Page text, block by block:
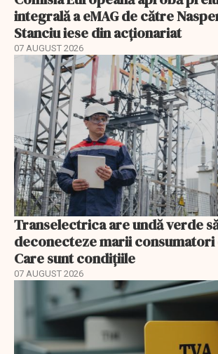
integrală a eMAG de către
Stanciu iese din acționariat
07 AUGUST 2026
Transelectrica are undă verde
deconecteze marii
Care sunt condițiile
07 AUGUST 2026